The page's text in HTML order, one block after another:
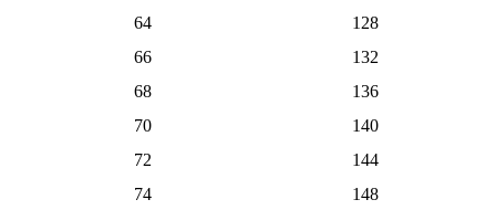
64
128
66
132
68
136
70
140
72
144
74
148